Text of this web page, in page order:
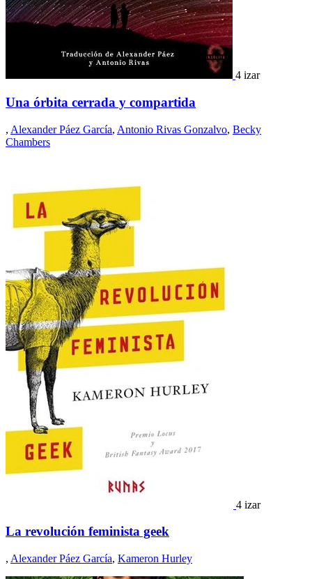
4 izar
Una órbita cerrada y compartida
, Alexander Páez García, Antonio Rivas Gonzalvo, Becky
Chambers
4 izar
La revolución feminista geek
, Alexander Páez García, Kameron Hurley